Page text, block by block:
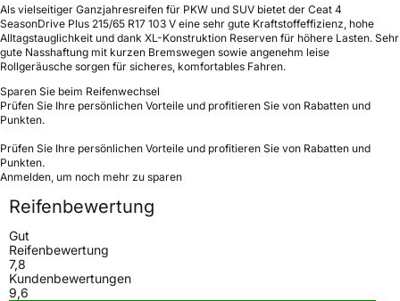
Als vielseitiger Ganzjahresreifen für PKW und SUV bietet der Ceat 4
SeasonDrive Plus 215/65 R17 103 V eine sehr gute Kraftstoffeffizienz, hohe
Alltagstauglichkeit und dank XL-Konstruktion Reserven für höhere Lasten. Sehr
gute Nasshaftung mit kurzen Bremswegen sowie angenehm leise
Rollgeräusche sorgen für sicheres, komfortables Fahren.
Sparen Sie beim Reifenwechsel
Prüfen Sie Ihre persönlichen Vorteile und profitieren Sie von Rabatten und
Punkten.
Prüfen Sie Ihre persönlichen Vorteile und profitieren Sie von Rabatten und
Punkten.
Anmelden, um noch mehr zu sparen
Reifenbewertung
Gut
Reifenbewertung
7,8
Kundenbewertungen
9,6